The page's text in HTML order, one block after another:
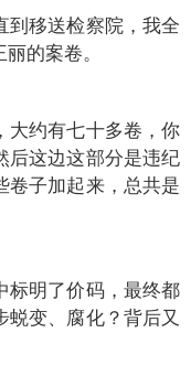
到移送检察院，我全
的案卷。
大约有七十多卷，你
后这边这部分是违纪
卷子加起来，总共是
标明了价码，最终都
变、腐化？背后又